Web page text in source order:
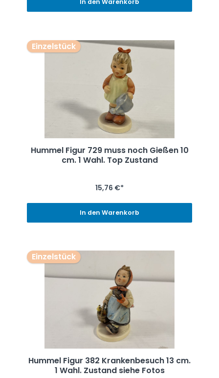
In den Warenkorb
Einzelstück
Hummel Figur 729 muss noch Gießen 10
cm. 1 Wahl. Top Zustand
15,76 €*
In den Warenkorb
Einzelstück
Hummel Figur 382 Krankenbesuch 13 cm.
1 Wahl. Zustand siehe Fotos